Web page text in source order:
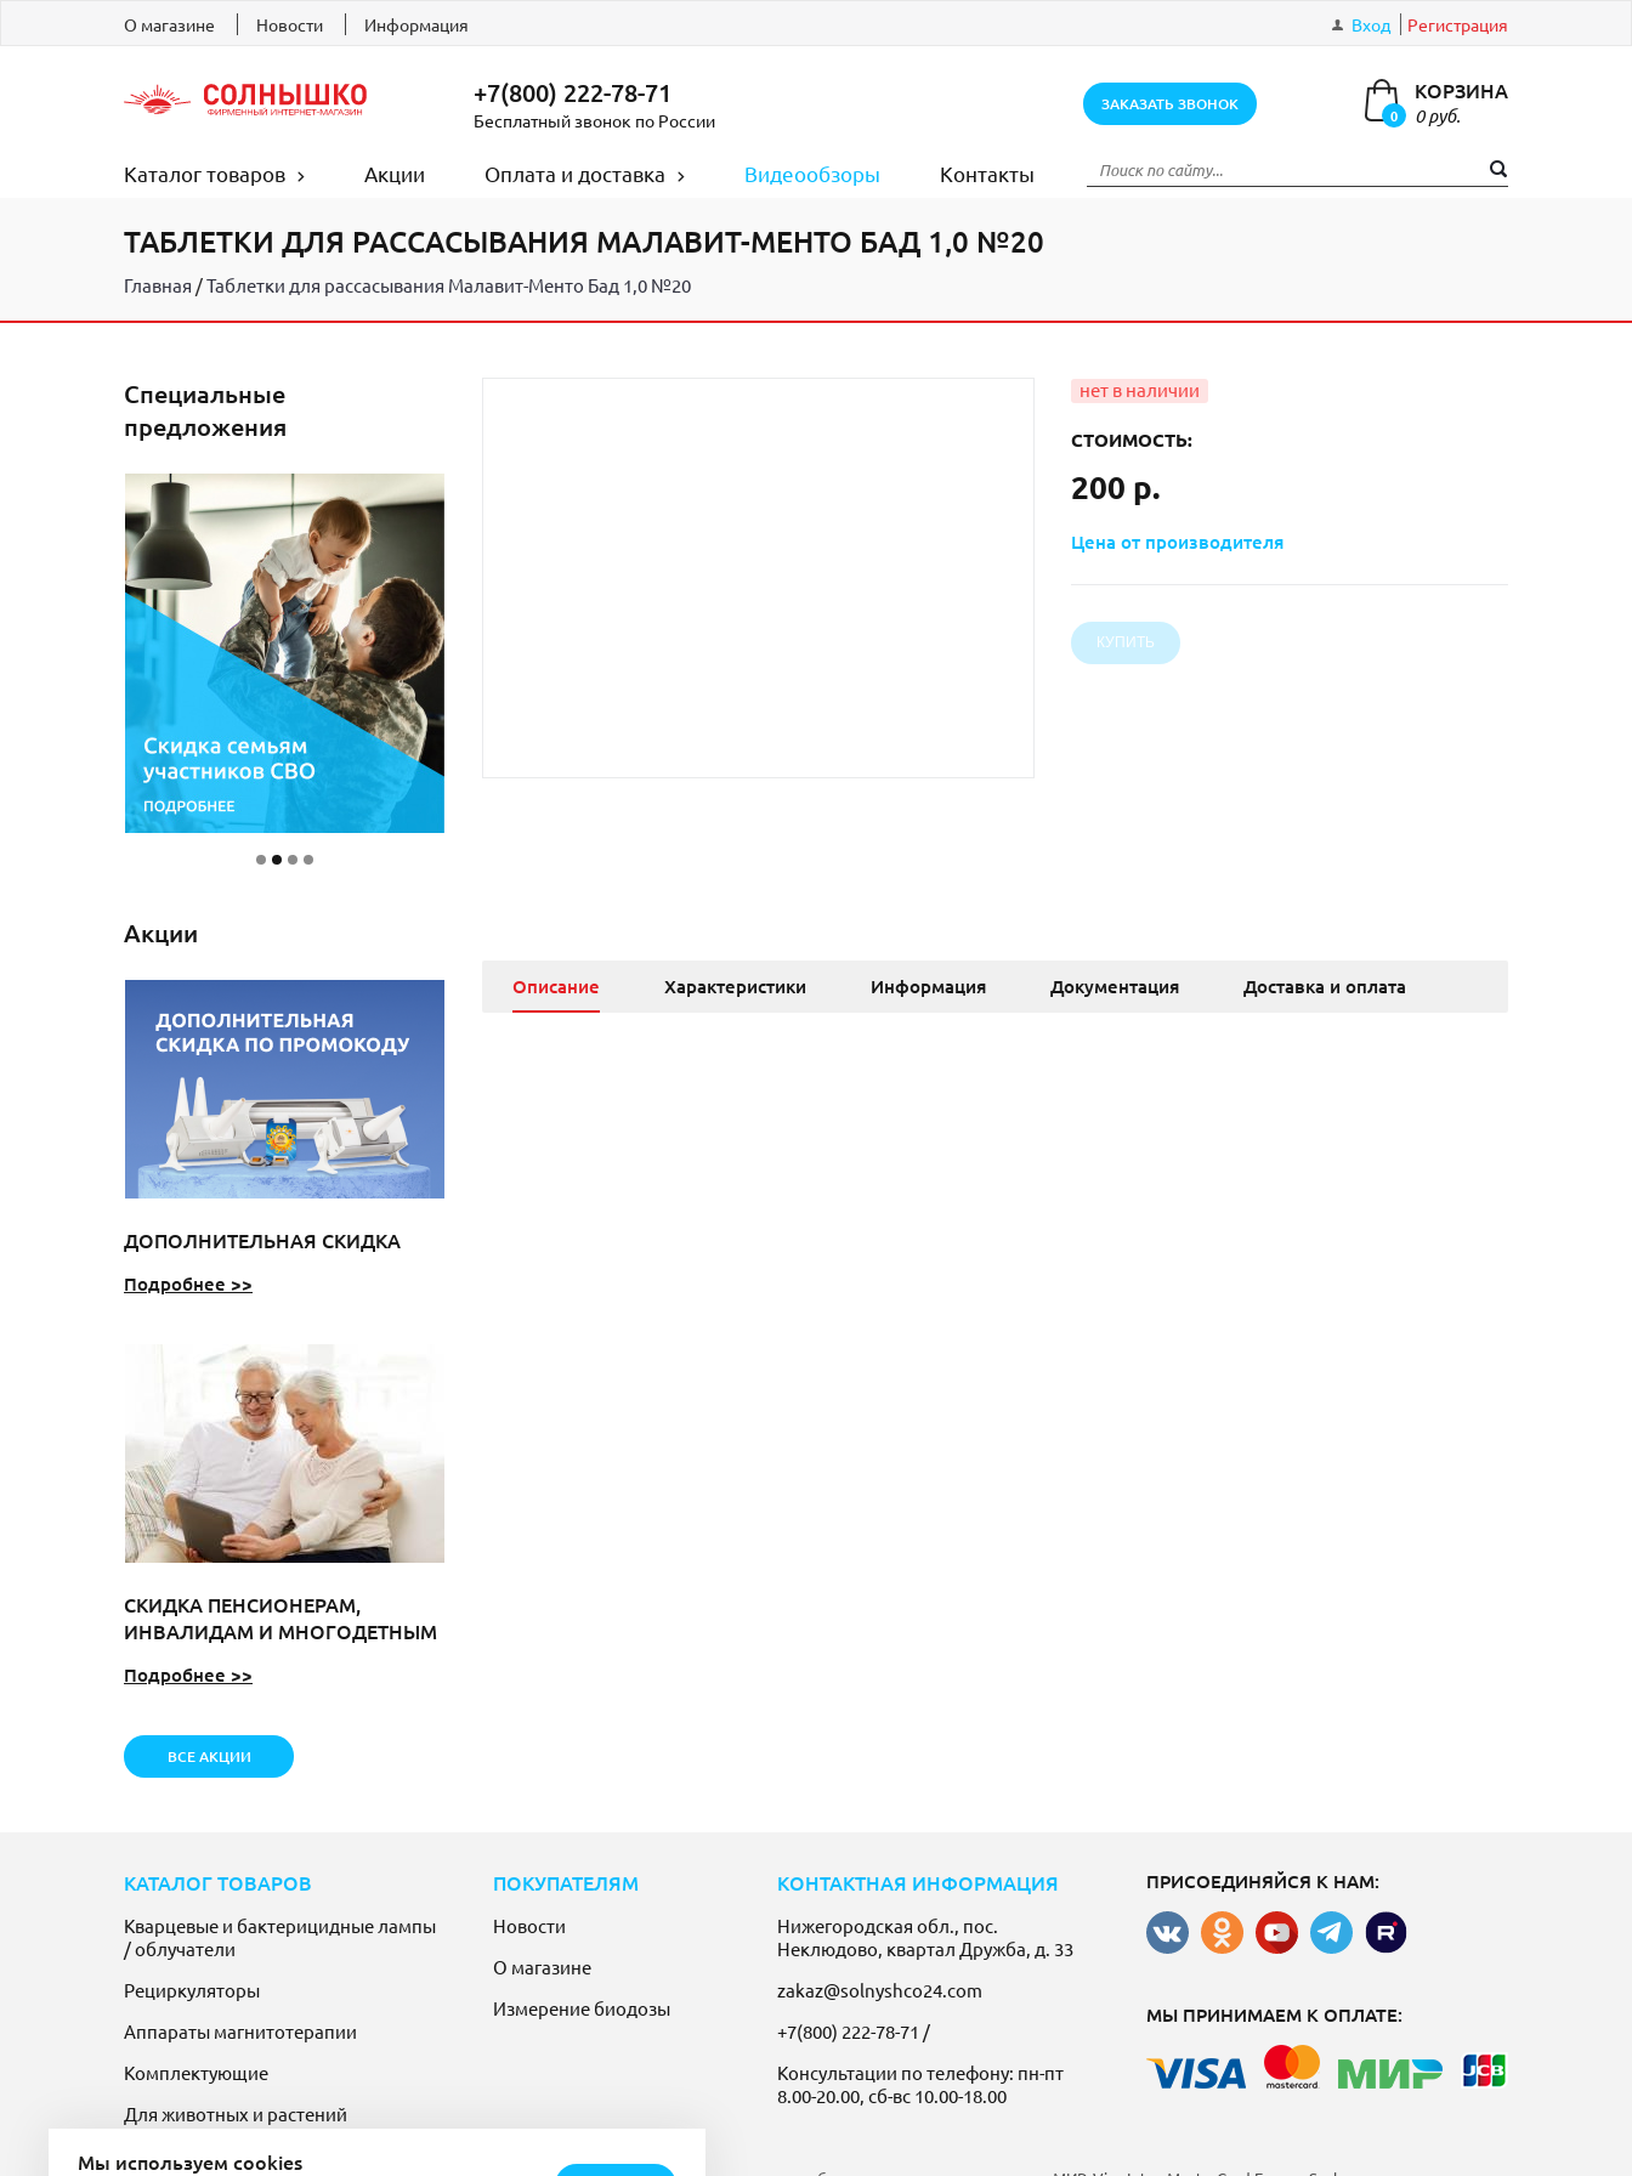
О магазине Новости Информация Вход Регистрация
+7(800) 222-78-71
Бесплатный звонок по России
ЗАКАЗАТЬ ЗВОНОК
0
КОРЗИНА
0 руб.
Каталог товаров Акции Оплата и доставка Видеообзоры Контакты
ТАБЛЕТКИ ДЛЯ РАССАСЫВАНИЯ МАЛАВИТ-МЕНТО БАД 1,0 №20
Главная Таблетки для рассасывания Малавит-Менто Бад 1,0 №20
СТОИМОСТЬ:
200 р.
Цена от производителя
Описание Характеристики Информация Документация Доставка и оплата
Специальные
предложения
Акции
ДОПОЛНИТЕЛЬНАЯ СКИДКА
Подробнее >>
СКИДКА ПЕНСИОНЕРАМ,
ИНВАЛИДАМ И МНОГОДЕТНЫМ
Подробнее >>
ВСЕ АКЦИИ
КАТАЛОГ ТОВАРОВ
Кварцевые и бактерицидные лампы
/ облучатели
Рециркуляторы
Аппараты магнитотерапии
Комплектующие
Для животных и растений
ПОКУПАТЕЛЯМ
Новости
О магазине
Измерение биодозы
КОНТАКТНАЯ ИНФОРМАЦИЯ
Нижегородская обл., пос.
Неклюдово, квартал Дружба, д. 33
zakaz@solnyshco24.com
+7(800) 222-78-71 /
Консультации по телефону: пн-пт
8.00-20.00, сб-вс 10.00-18.00
ПРИСОЕДИНЯЙСЯ К НАМ:
МЫ ПРИНИМАЕМ К ОПЛАТЕ:
Мы используем cookies